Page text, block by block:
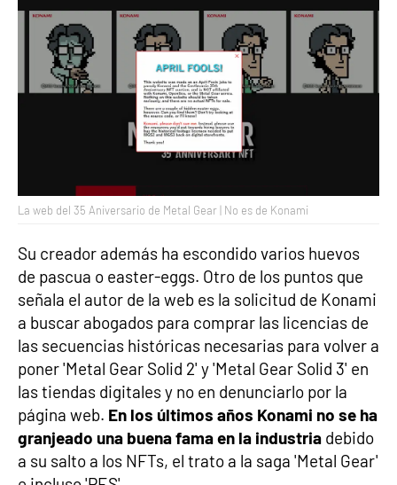
La web del 35 Aniversario de Metal Gear | No es de Konami
Su creador además ha escondido varios huevos
de pascua o easter-eggs. Otro de los puntos que
señala el autor de la web es la solicitud de Konami
a buscar abogados para comprar las licencias de
las secuencias históricas necesarias para volver a
poner 'Metal Gear Solid 2' y 'Metal Gear Solid 3' en
las tiendas digitales y no en denunciarlo por la
página web. En los últimos años Konami no se ha
granjeado una buena fama en la industria debido
a su salto a los NFTs, el trato a la saga 'Metal Gear'